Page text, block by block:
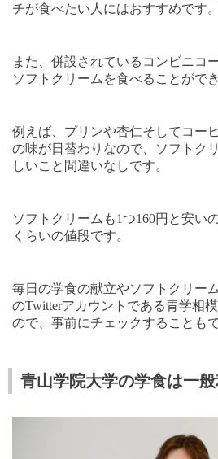
チが食べたい人にはおすすめです。
また、併設されているコンビニコ
ソフトクリームを食べることができ
例えば、プリンや杏仁そしてコー
の味が日替わりなので、ソフトク
しいこと間違いなしです。
ソフトクリームも1つ160円と安い
くらいの値段です。
毎日の学食の献立やソフトクリー
のTwitterアカウントである青学相
ので、事前にチェックすることも
青山学院大学の学食は一